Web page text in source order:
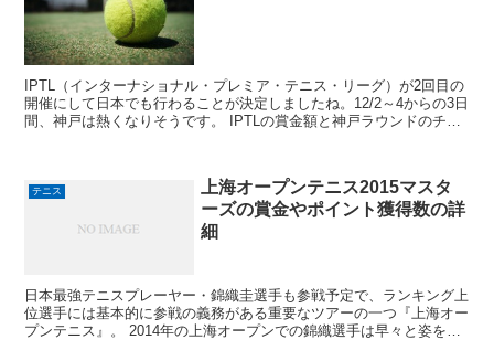
IPTL（インターナショナル・プレミア・テニス・リーグ）が2回目の
開催にして日本でも行わることが決定しましたね。12/2～4からの3日
間、神戸は熱くなりそうです。 IPTLの賞金額と神戸ラウンドのチケ
テニス
上海オープンテニス2015マスタ
ーズの賞金やポイント獲得数の詳
細
日本最強テニスプレーヤー・錦織圭選手も参戦予定で、ランキング上
位選手には基本的に参戦の義務がある重要なツアーの一つ『上海オー
プンテニス』。 2014年の上海オープンでの錦織選手は早々と姿を消